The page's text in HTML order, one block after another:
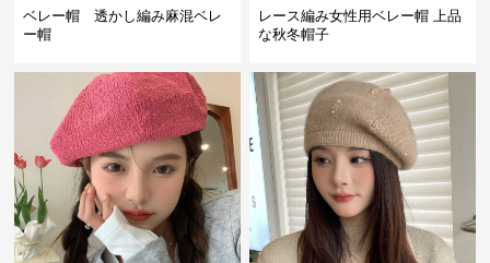
ベレー帽 透かし編み麻混ベレ
ー帽
レース編み女性用ベレー帽 上品
な秋冬帽子